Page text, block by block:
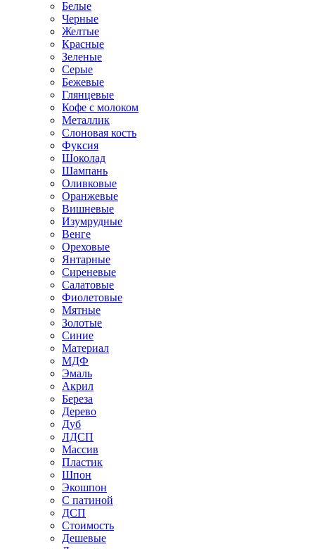
Белые
Черные
Желтые
Красные
Зеленые
Серые
Бежевые
Глянцевые
Кофе с молоком
Металлик
Слоновая кость
Фуксия
Шоколад
Шампань
Оливковые
Оранжевые
Вишневые
Изумрудные
Венге
Ореховые
Янтарные
Сиреневые
Салатовые
Фиолетовые
Мятные
Золотые
Синие
Материал
МДФ
Эмаль
Акрил
Береза
Дерево
Дуб
ЛДСП
Массив
Пластик
Шпон
Экошпон
С патиной
ДСП
Стоимость
Дешевые